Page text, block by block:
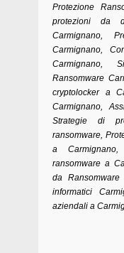
Protezione
protezioni da
Carmignano,
Carmignano,
Carmignano,
Ransomware
cryptolocker a
Carmignano,
Strategie di
ransomware,
a
ransomware a
da Ransomware
informatici
aziendali a